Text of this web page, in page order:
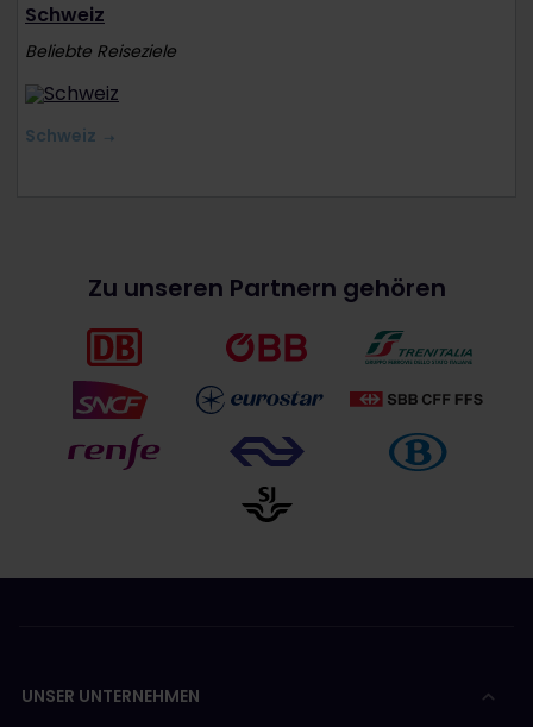
Schweiz
Beliebte Reiseziele
Schweiz
Zu unseren Partnern gehören
UNSER UNTERNEHMEN